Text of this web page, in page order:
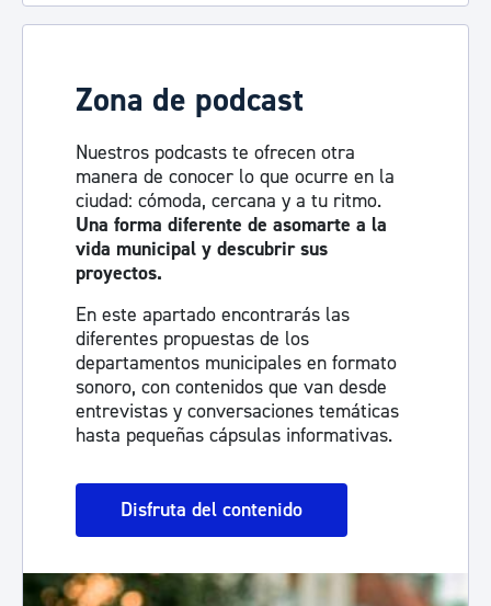
Visita la sala de prensa
Zona de podcast
Nuestros podcasts te ofrecen otra
manera de conocer lo que ocurre en la
ciudad: cómoda, cercana y a tu ritmo.
Una forma diferente de asomarte a la
vida municipal y descubrir sus
proyectos.
En este apartado encontrarás las
diferentes propuestas de los
departamentos municipales en formato
sonoro, con contenidos que van desde
entrevistas y conversaciones temáticas
hasta pequeñas cápsulas informativas.
Disfruta del contenido